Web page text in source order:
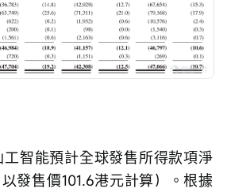
智能預計全球發售所得款項淨
發售價101.6港元計算）。根據